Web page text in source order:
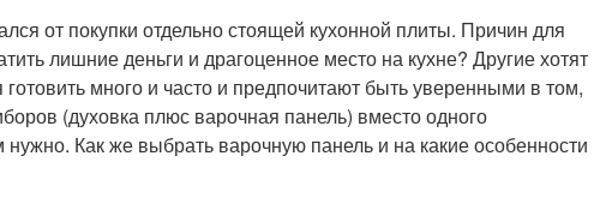
от покупки отдельно стоящей кухонной плиты. Причин для
лишние деньги и драгоценное место на кухне? Другие хотят
много и часто и предпочитают быть уверенными в том,
(духовка плюс варочная панель) вместо одного
Как же выбрать варочную панель и на какие особенности